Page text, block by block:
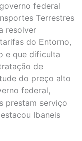
federal
Terrestres
resolver
do Entorno,
e que dificulta
de
do preço alto
federal,
prestam serviço
Ibaneis